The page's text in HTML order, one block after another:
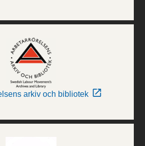
arkiv och bibliotek